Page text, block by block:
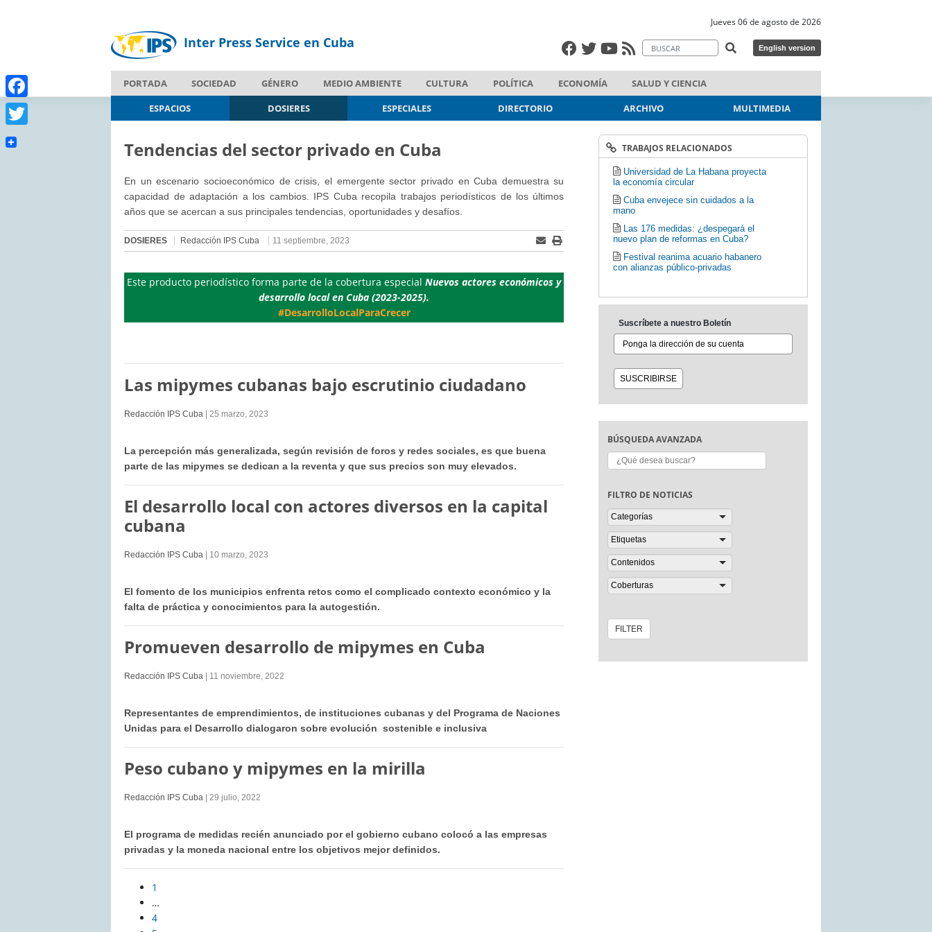
Jueves 06 de agosto de 2026
Inter Press Service en Cuba English version
PORTADA SOCIEDAD GÉNERO MEDIO AMBIENTE CULTURA POLÍTICA ECONOMÍA
SALUD Y CIENCIA
ESPACIOS
DOSIERES ESPECIALES DIRECTORIO ARCHIVO MULTIMEDIA
Tendencias del sector privado en Cuba
En un escenario socioeconómico de crisis, el emergente sector privado en Cuba demuestra su
capacidad de adaptación a los cambios. IPS Cuba recopila trabajos periodísticos de los últimos
años que se acercan a sus principales tendencias, oportunidades y desafíos.
DOSIERES Redacción IPS Cuba 11 septiembre, 2023
Este producto periodístico forma parte de la cobertura especialNuevos actores económicos y
desarrollo local en Cuba (2023-2025).
#DesarrolloLocalParaCrecer
Las mipymes cubanas bajo escrutinio ciudadano
Redacción IPS Cuba | 25 marzo, 2023
La percepción más generalizada, según revisión de foros y redes sociales, es que buena
parte de las mipymes se dedican a la reventa y que sus precios son muy elevados.
El desarrollo local con actores diversos en la capital
cubana
Redacción IPS Cuba | 10 marzo, 2023
El fomento de los municipios enfrenta retos como el complicado contexto económico y la
falta de práctica y conocimientos para la autogestión.
Promueven desarrollo de mipymes en Cuba
Redacción IPS Cuba | 11 noviembre, 2022
Representantes de emprendimientos, de instituciones cubanas y del Programa de Naciones
Unidas para el Desarrollo dialogaron sobre evolución sostenible e inclusiva
Peso cubano y mipymes en la mirilla
Redacción IPS Cuba | 29 julio, 2022
El programa de medidas recién anunciado por el gobierno cubano colocó a las empresas
privadas y la moneda nacional entre los objetivos mejor definidos.
1
…
4
TRABAJOS RELACIONADOS
Universidad de La Habana proyecta
la economía circular
Cuba envejece sin cuidados a la
mano
Las 176 medidas: ¿despegará el
nuevo plan de reformas en Cuba?
Festival reanima acuario habanero
con alianzas público-privadas
Suscríbete a nuestro Boletín
BÚSQUEDA AVANZADA
Buscar:
FILTRO DE NOTICIAS
Facebook
Twitter